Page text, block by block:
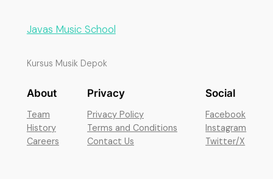
Javas Music School
Kursus Musik Depok
About
Team
History
Careers
Privacy
Privacy Policy
Terms and Conditions
Contact Us
Social
Facebook
Instagram
Twitter/X